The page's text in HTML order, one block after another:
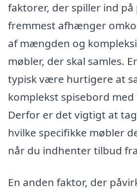
faktorer, der spiller ind på
fremmest afhænger
af mængden og
møbler, der skal samles.
typisk være hurtigere at
komplekst spisebord med
Derfor er det vigtigt at
hvilke specifikke møbler
når du indhenter tilbud
En anden faktor, der